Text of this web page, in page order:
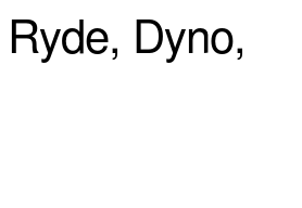
Dyno,